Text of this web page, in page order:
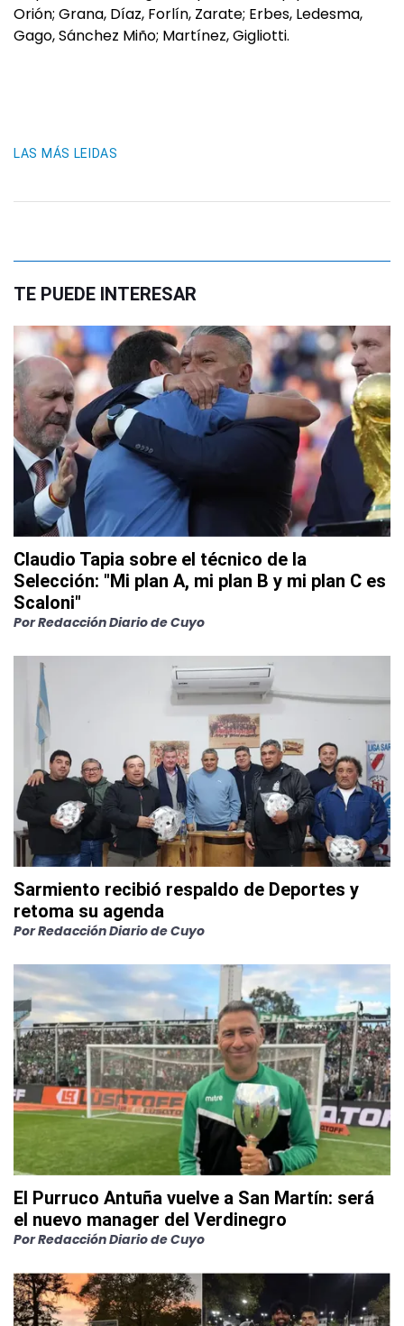
Orión; Grana, Díaz, Forlín, Zarate; Erbes, Ledesma,
Gago, Sánchez Miño; Martínez, Gigliotti.
LAS MÁS LEIDAS
TE PUEDE INTERESAR
Claudio Tapia sobre el técnico de la
Selección: "Mi plan A, mi plan B y mi plan C es
Scaloni"
PorRedacción Diario de Cuyo
Sarmiento recibió respaldo de Deportes y
retoma su agenda
PorRedacción Diario de Cuyo
El Purruco Antuña vuelve a San Martín: será
el nuevo manager del Verdinegro
PorRedacción Diario de Cuyo